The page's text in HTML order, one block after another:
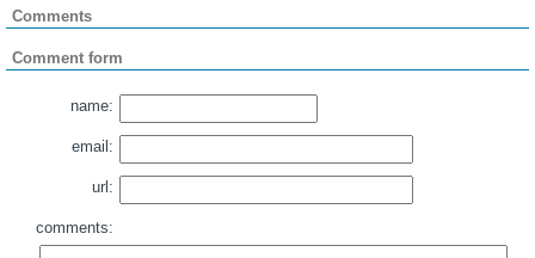
Comments
Comment form
name:
email:
url:
comments: